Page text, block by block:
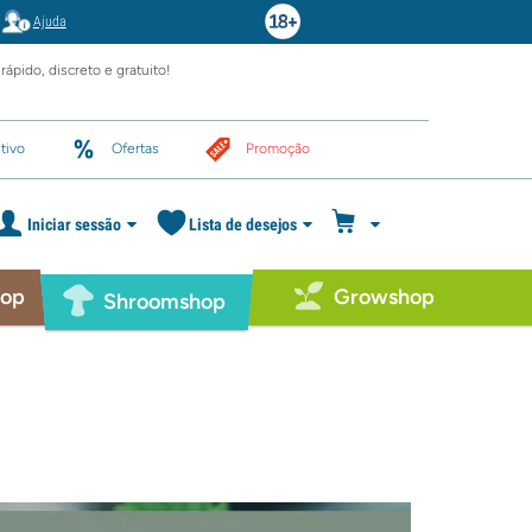
Ajuda
discreto e gratuito!
Ofertas Promoção
Iniciar sessão Lista de desejos
Shroomshop Growshop